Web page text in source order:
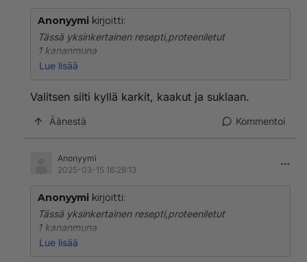
Anonyymi kirjoitti:
Tässä yksinkertainen resepti,proteeniletut
1 kananmuna
40 g raejuustoa
29 g vehnäjauhoja
Mausteet
Puoli mm mustapippuria
pannulle.
Syö sokeroimattoman omenasoseen ja hieman
sokeroidun mansikkahillon kera.
Lue lisää
Valitsen silti kyllä karkit, kaakut ja suklaan.
Äänestä Kommentoi
Anonyymi
2025-03-15 16:28:13
Anonyymi kirjoitti:
Tässä yksinkertainen resepti,proteeniletut
1 kananmuna
40 g raejuustoa
Lue lisää